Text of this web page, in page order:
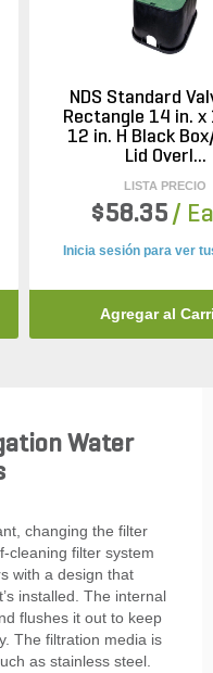
NDS Standard
Rectangle 14 in. x
12 in. H Black
Lid Overl...
LISTA PRECIO
$58.35 /
Inicia sesión para ver
Agregar al
Water
changing the filter
cleaning filter system
with a design that
installed. The internal
flushes it out to keep
The filtration media is
as stainless steel.